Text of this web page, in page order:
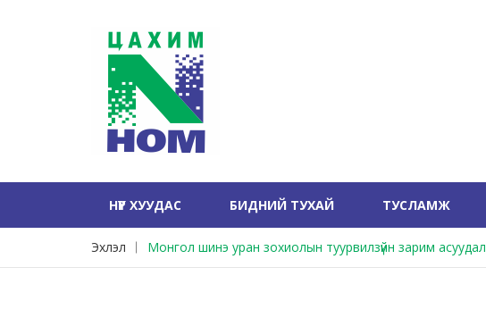
НҮҮР ХУУДАС БИДНИЙ ТУХАЙ ТУСЛАМЖ
Эхлэл Монгол шинэ уран зохиолын туурвилзүйн зарим асуудал